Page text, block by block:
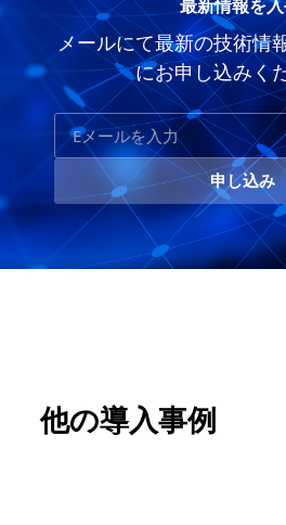
最新情報を
メールにて最新の技術情
にお申し込みく
申し込み
他の導入事例